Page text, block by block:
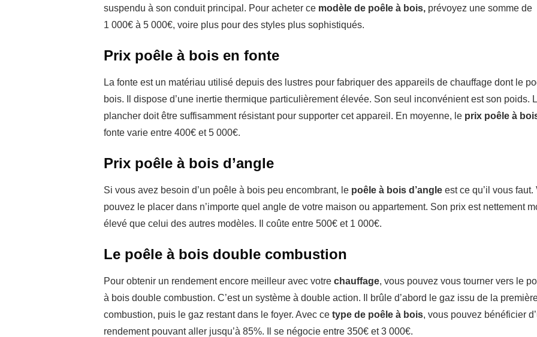
suspendu à son conduit principal. Pour acheter ce modèle de poêle à bois, prévoyez une somme de
1 000€ à 5 000€, voire plus pour des styles plus sophistiqués.
Prix poêle à bois en fonte
La fonte est un matériau utilisé depuis des lustres pour fabriquer des appareils de chauffage dont le
bois. Il dispose d’une inertie thermique particulièrement élevée. Son seul inconvénient est son poids.
plancher doit être suffisamment résistant pour supporter cet appareil. En moyenne, le prix poêle à
fonte varie entre 400€ et 5 000€.
Prix poêle à bois d’angle
Si vous avez besoin d’un poêle à bois peu encombrant, le poêle à bois d’angle est ce qu’il vous faut.
pouvez le placer dans n’importe quel angle de votre maison ou appartement. Son prix est nettement
élevé que celui des autres modèles. Il coûte entre 500€ et 1 000€.
Le poêle à bois double combustion
Pour obtenir un rendement encore meilleur avec votre chauffage, vous pouvez vous tourner vers le
à bois double combustion. C’est un système à double action. Il brûle d’abord le gaz issu de la
combustion, puis le gaz restant dans le foyer. Avec ce type de poêle à bois, vous pouvez bénéficier
rendement pouvant aller jusqu’à 85%. Il se négocie entre 350€ et 3 000€.